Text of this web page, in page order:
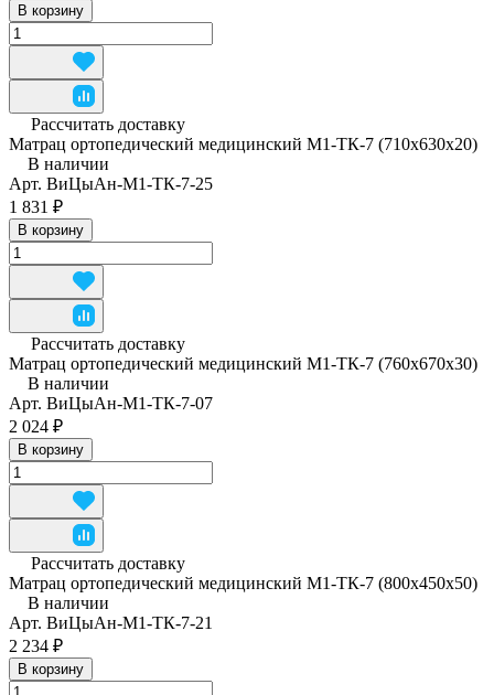
В корзину
Рассчитать доставку
Матрац ортопедический медицинский М1-ТК-7 (710x630x20)
В наличии
Арт. ВиЦыАн-М1-ТК-7-25
1 831 ₽
В корзину
Рассчитать доставку
Матрац ортопедический медицинский М1-ТК-7 (760x670x30)
В наличии
Арт. ВиЦыАн-М1-ТК-7-07
2 024 ₽
В корзину
Рассчитать доставку
Матрац ортопедический медицинский М1-ТК-7 (800x450x50)
В наличии
Арт. ВиЦыАн-М1-ТК-7-21
2 234 ₽
В корзину